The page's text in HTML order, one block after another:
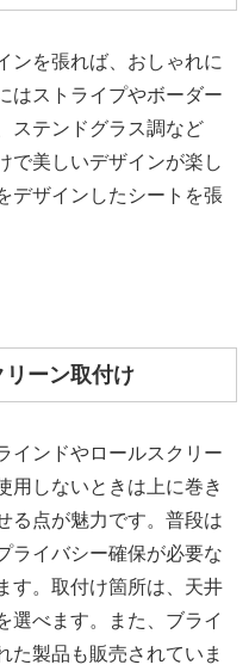
ンを張れば、おしゃれに
はストライプやボーダー
ステンドグラス調など
で美しいデザインが楽し
デザインしたシートを張
ーン取付け
インドやロールスクリー
用しないときは上に巻き
る点が魅力です。普段は
ライバシー確保が必要な
す。取付け箇所は、天井
選べます。また、ブライ
た製品も販売されていま